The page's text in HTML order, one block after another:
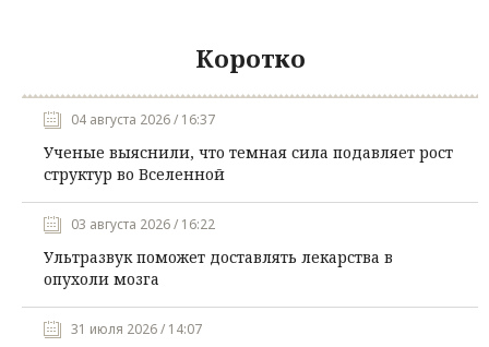
Коротко
04 августа 2026 / 16:37
Ученые выяснили, что темная сила подавляет рост
структур во Вселенной
03 августа 2026 / 16:22
Ультразвук поможет доставлять лекарства в
опухоли мозга
31 июля 2026 / 14:07